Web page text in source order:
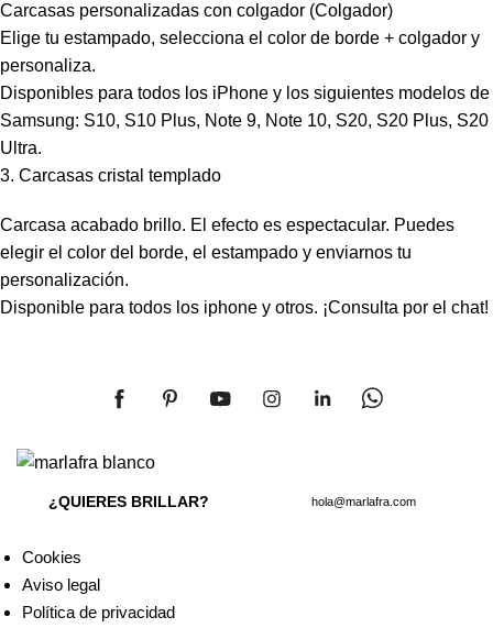
Carcasas personalizadas con colgador (Colgador)
Elige tu estampado, selecciona el color de borde + colgador y
personaliza.
Disponibles para todos los iPhone y los siguientes modelos de
Samsung: S10, S10 Plus, Note 9, Note 10, S20, S20 Plus, S20
Ultra.
3. Carcasas cristal templado
Carcasa acabado brillo. El efecto es espectacular. Puedes
elegir el color del borde, el estampado y enviarnos tu
personalización.
Disponible para todos los iphone y otros. ¡Consulta por el chat!
¿QUIERES BRILLAR? hola@marlafra.com
Cookies
Aviso legal
Política de privacidad